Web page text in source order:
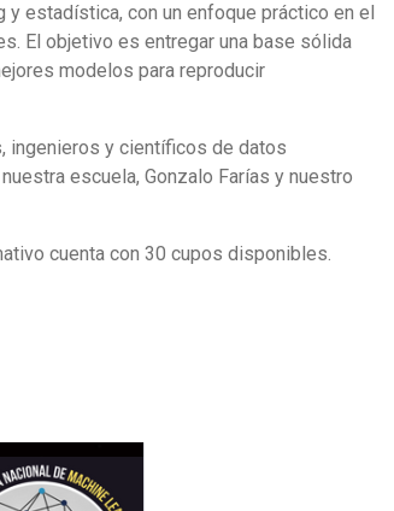
y estadística, con un enfoque práctico en el
El objetivo es entregar una base sólida
modelos para reproducir
ingenieros y científicos de datos
escuela, Gonzalo Farías y nuestro
cuenta con 30 cupos disponibles.